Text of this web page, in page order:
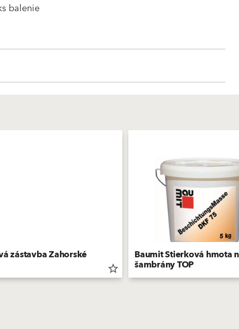
balenie
zástavba Zahorské
star_border
Baumit Stierková hmota
šambrány TOP